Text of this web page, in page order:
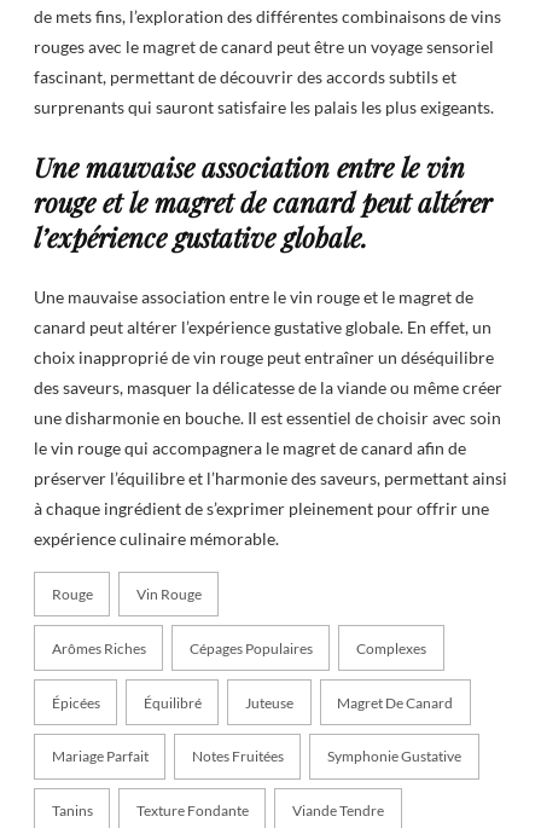
de mets fins, l’exploration des différentes combinaisons de vins
rouges avec le magret de canard peut être un voyage sensoriel
fascinant, permettant de découvrir des accords subtils et
surprenants qui sauront satisfaire les palais les plus exigeants.
Une mauvaise association entre le vin
rouge et le magret de canard peut altérer
l’expérience gustative globale.
Une mauvaise association entre le vin rouge et le magret de
canard peut altérer l’expérience gustative globale. En effet, un
choix inapproprié de vin rouge peut entraîner un déséquilibre
des saveurs, masquer la délicatesse de la viande ou même créer
une disharmonie en bouche. Il est essentiel de choisir avec soin
le vin rouge qui accompagnera le magret de canard afin de
préserver l’équilibre et l’harmonie des saveurs, permettant ainsi
à chaque ingrédient de s’exprimer pleinement pour offrir une
expérience culinaire mémorable.
Rouge Vin Rouge
Arômes Riches Cépages Populaires Complexes
Épicées Équilibré Juteuse Magret De Canard
Mariage Parfait Notes Fruitées Symphonie Gustative
Tanins Texture Fondante Viande Tendre